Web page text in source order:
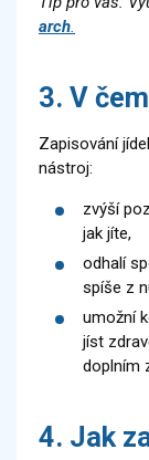
arch.
3. V
Zapisování
nástroj:
zvýší
jak jíte,
odhalí
spíše z
umožní
jíst
doplním
4. Jak